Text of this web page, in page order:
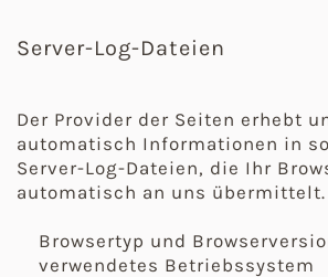
Server-Log-Dateien
Der Provider der Seiten erhebt
automatisch Informationen in
Server-Log-Dateien, die Ihr
automatisch an uns übermittelt.
Browsertyp und
verwendetes Betriebssystem